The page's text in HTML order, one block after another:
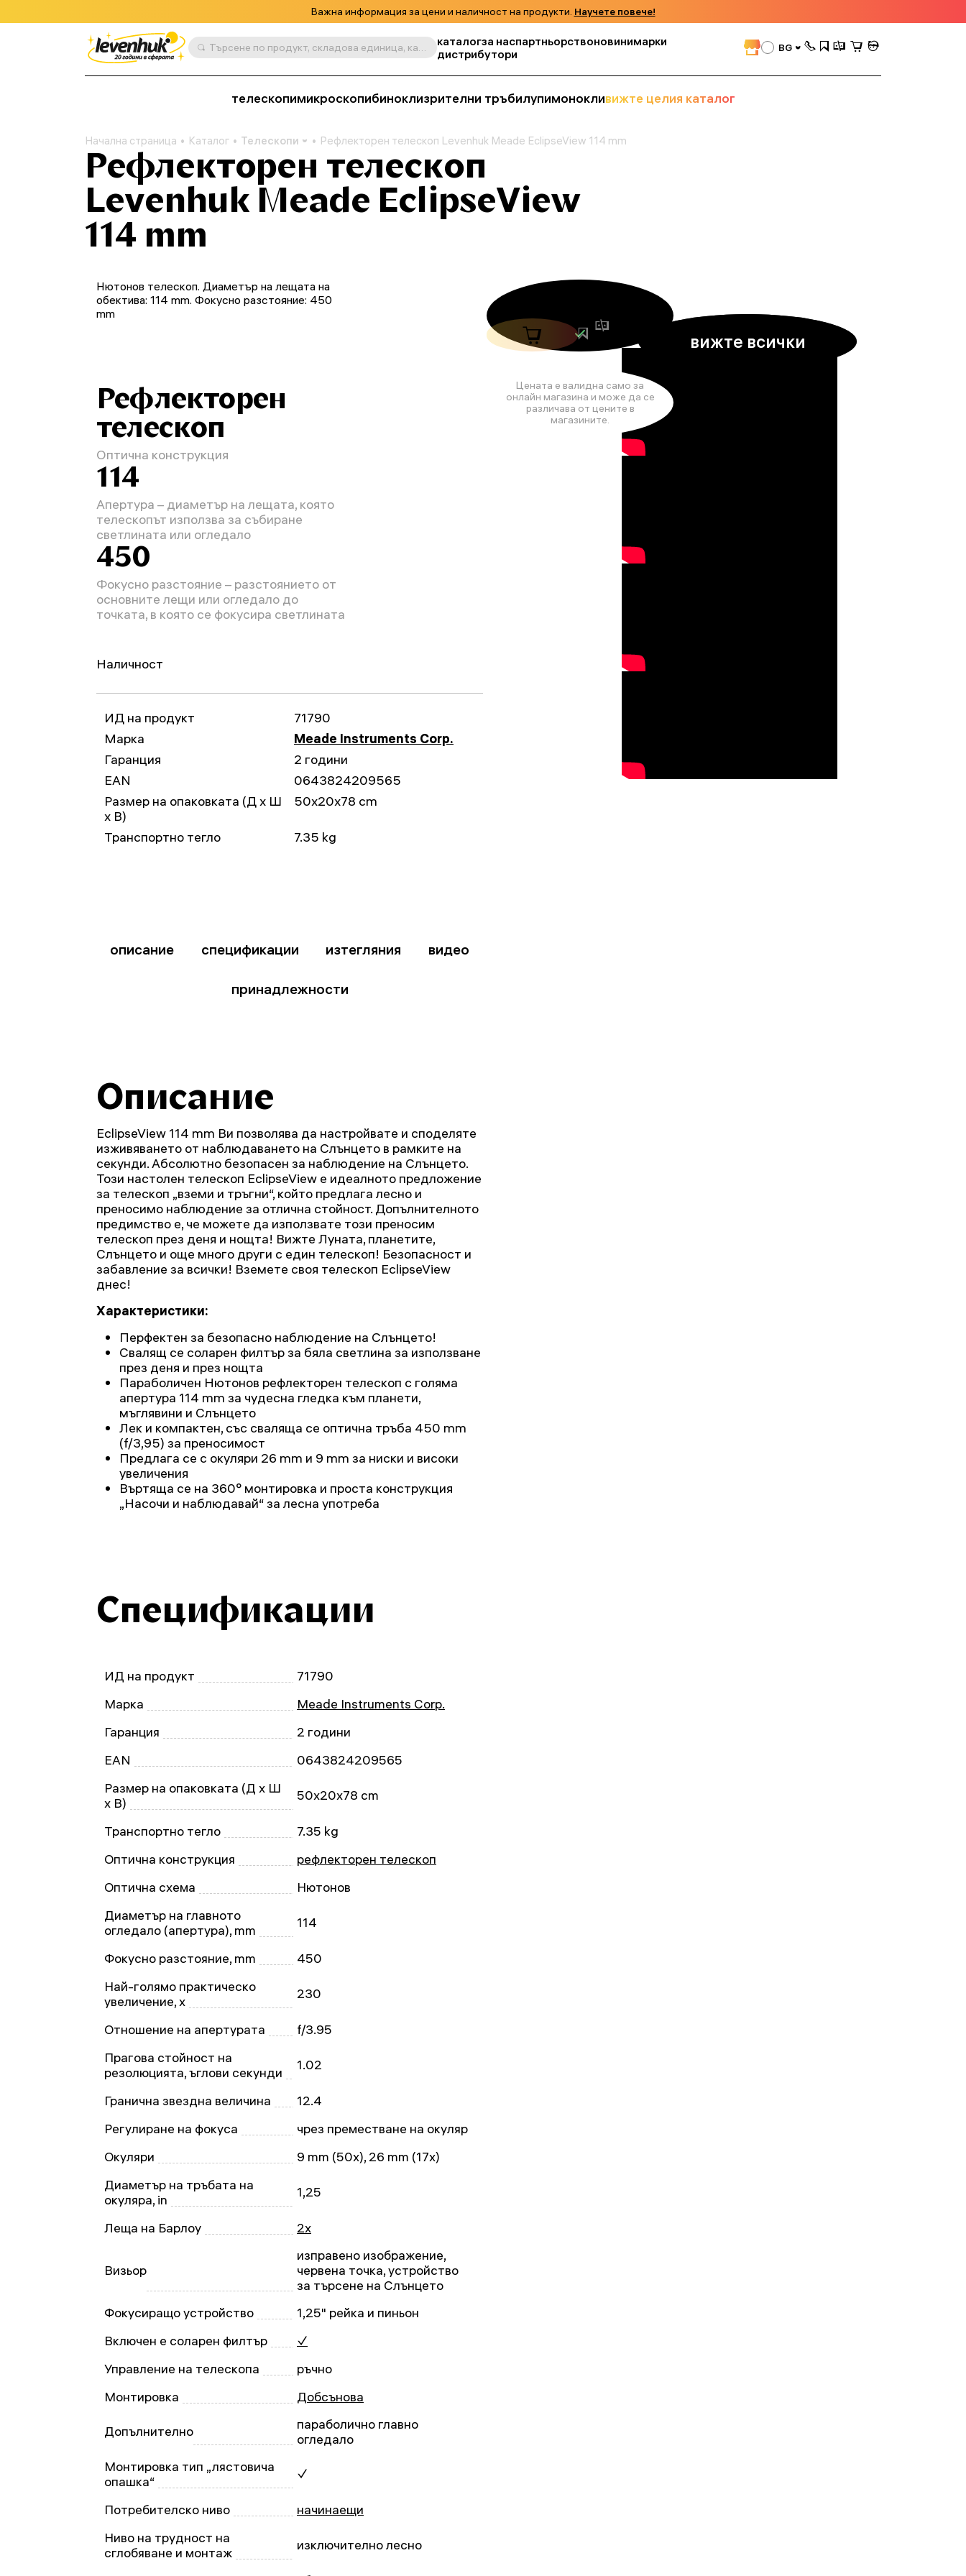
Важна информация за цени и наличност на продукти. Научете повече!
Търсене по продукт, складова единица, категория и т.н. каталогза наспартньорствоновинимарки
дистрибутори
BG
телескопимикроскопибиноклизрителни тръбилупимонокливижте целия каталог
Начална страница Каталог Телескопи Рефлекторен телескоп Levenhuk Meade EclipseView 114 mm
Рефлекторен телескоп
Levenhuk Meade EclipseView
114 mm
вижте всички
Цената е валидна само за
онлайн магазина и може да се
различава от цените в
магазините.
Нютонов телескоп. Диаметър на лещата на
обектива: 114 mm. Фокусно разстояние: 450
mm
Рефлекторен
телескоп
Оптична конструкция
114
Апертура – диаметър на лещата, която
телескопът използва за събиране
светлината или огледало
450
Фокусно разстояние – разстоянието от
основните лещи или огледало до
точката, в която се фокусира светлината
Наличност
ИД на продукт
71790
Марка
Meade Instruments Corp.
Гаранция
2 години
EAN
0643824209565
Размер на опаковката (Д x Ш
x В)
50x20x78 cm
Транспортно тегло 7.35 kg
описание спецификации изтегляния видео
принадлежности
Описание
EclipseView 114 mm Ви позволява да настройвате и споделяте
изживяването от наблюдаването на Слънцето в рамките на
секунди. Абсолютно безопасен за наблюдение на Слънцето.
Този настолен телескоп EclipseView е идеалното предложение
за телескоп „вземи и тръгни“, който предлага лесно и
преносимо наблюдение за отлична стойност. Допълнителното
предимство е, че можете да използвате този преносим
телескоп през деня и нощта! Вижте Луната, планетите,
Слънцето и още много други с един телескоп! Безопасност и
забавление за всички! Вземете своя телескоп EclipseView
днес!
Характеристики:
Перфектен за безопасно наблюдение на Слънцето!
Свалящ се соларен филтър за бяла светлина за използване
през деня и през нощта
Параболичен Нютонов рефлекторен телескоп с голяма
апертура 114 mm за чудесна гледка към планети,
мъглявини и Слънцето
Лек и компактен, със сваляща се оптична тръба 450 mm
(f/3,95) за преносимост
Предлага се с окуляри 26 mm и 9 mm за ниски и високи
увеличения
Въртяща се на 360° монтировка и проста конструкция
„Насочи и наблюдавай“ за лесна употреба
Спецификации
ИД на продукт
71790
Марка
Meade Instruments Corp.
Гаранция
2 години
EAN
0643824209565
Размер на опаковката (Д x Ш
x В)
50x20x78 cm
Транспортно тегло
7.35 kg
Оптична конструкция
рефлекторен телескоп
Оптична схема
Нютонов
Диаметър на главното
огледало (апертура), mm
114
Фокусно разстояние, mm
450
Най-голямо практическо
увеличение, x
230
Отношение на апертурата
f/3.95
Прагова стойност на
резолюцията, ъглови секунди
1.02
Гранична звездна величина
12.4
Регулиране на фокуса
чрез преместване на окуляр
Окуляри
9 mm (50x), 26 mm (17x)
Диаметър на тръбата на
окуляра, in
1,25
Леща на Барлоу 2x
Визьор
изправено изображение,
червена точка, устройство
за търсене на Слънцето
Фокусиращо устройство
1,25" рейка и пиньон
Включен е соларен филтър
✓
Управление на телескопа
ръчно
Монтировка
Добсънова
Допълнително
параболично главно
огледало
Монтировка тип „лястовича
опашка“
✓
Потребителско ниво
начинаещи
Ниво на трудност на
сглобяване и монтаж
изключително лесно